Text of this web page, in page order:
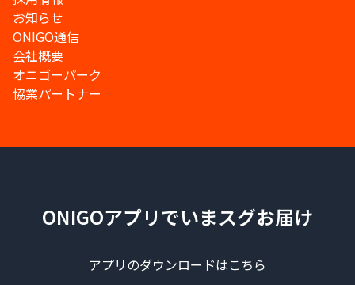
お知らせ
ONIGO通信
会社概要
オニゴーパーク
協業パートナー
ONIGOアプリでいまスグお届け
アプリのダウンロードはこちら